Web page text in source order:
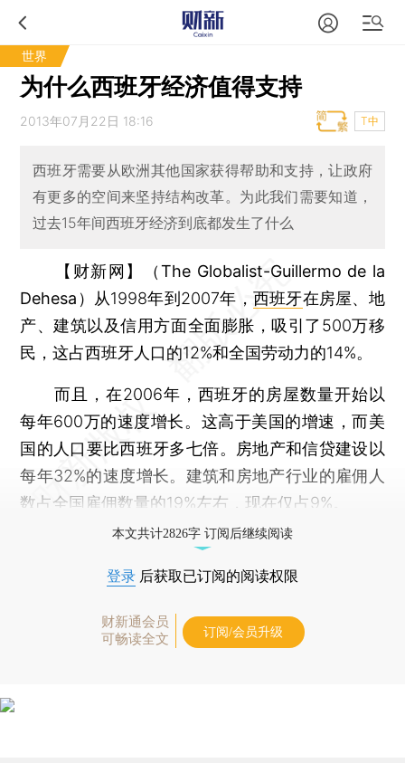
世界
为什么西班牙经济值得支持
2013年07月22日 18:16 T中
西班牙需要从欧洲其他国家获得帮助和支持，让政府
有更多的空间来坚持结构改革。为此我们需要知道，
过去15年间西班牙经济到底都发生了什么
【财新网】（The Globalist-Guillermo de la
Dehesa） 从1998年到2007年， 西班牙在房屋、地
产、建筑以及信用方面全面膨胀，吸引了500万移
民，这占西班牙人口的12%和全国劳动力的14%。
而且，在2006年，西班牙的房屋数量开始以
每年600万的速度增长。这高于美国的增速，而美
国的人口要比西班牙多七倍。房地产和信贷建设以
每年32%的速度增长。建筑和房地产行业的雇佣人
数占全国雇佣数量的19%左右，现在仅占9%。
本文共计2826字 订阅后继续阅读
登录 后获取已订阅的阅读权限
财新通会员
可畅读全文
订阅/会员升级